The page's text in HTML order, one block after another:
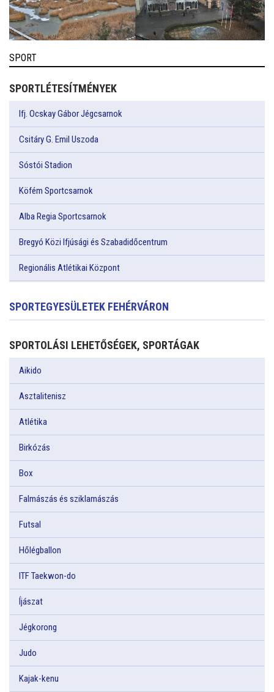
SPORT
SPORTLÉTESÍTMÉNYEK
Ifj. Ocskay Gábor Jégcsarnok
Csitáry G. Emil Uszoda
Sóstói Stadion
Köfém Sportcsarnok
Alba Regia Sportcsarnok
Bregyó Közi Ifjúsági és Szabadidőcentrum
Regionális Atlétikai Központ
SPORTEGYESÜLETEK FEHÉRVÁRON
SPORTOLÁSI LEHETŐSÉGEK, SPORTÁGAK
Aikido
Asztalitenisz
Atlétika
Birkózás
Box
Falmászás és sziklamászás
Futsal
Hőlégballon
ITF Taekwon-do
Íjászat
Jégkorong
Judo
Kajak-kenu